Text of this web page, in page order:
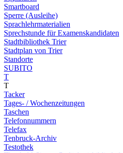
Smartboard
Sperre (Ausleihe)
Sprachlehrmaterialien
Sprechstunde für Examenskandidaten
Stadtbibliothek Trier
Stadtplan von Trier
Standorte
SUBITO
T
T
Tacker
Tages- / Wochenzeitungen
Taschen
Telefonnummern
Telefax
Tenbruck-Archiv
Testothek